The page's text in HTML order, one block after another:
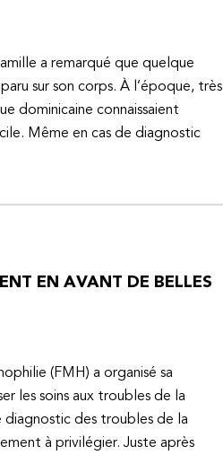
a remarqué que quelque
sur son corps. À l’époque, très
dominicaine connaissaient
Même en cas de diagnostic
EN AVANT DE BELLES
(FMH) a organisé sa
les soins aux troubles de la
des troubles de la
à privilégier. Juste après